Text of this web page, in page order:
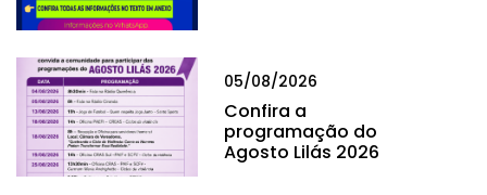
05/08/2026
Confira a
programação do
Agosto Lilás 2026